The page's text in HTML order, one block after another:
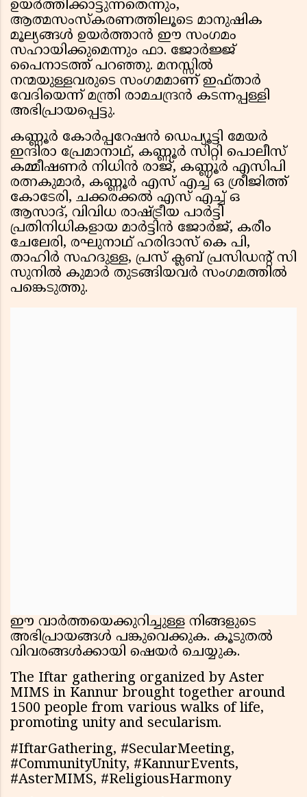
ഉയർത്തിക്കാട്ടുന്നതെന്നും,
ആത്മസംസ്കരണത്തിലൂടെ മാനുഷിക
മൂല്യങ്ങൾ ഉയർത്താൻ ഈ സംഗമം
സഹായിക്കുമെന്നും ഫാ. ജോർജ്ജ്
പൈനാടത്ത് പറഞ്ഞു. മനസ്സിൽ
നന്മയുള്ളവരുടെ സംഗമമാണ് ഇഫ്താർ
വേദിയെന്ന് മന്ത്രി രാമചന്ദ്രൻ കടന്നപ്പള്ളി
അഭിപ്രായപ്പെട്ടു.
കണ്ണൂർ കോർപ്പറേഷൻ ഡെപ്യൂട്ടി മേയർ
ഇന്ദിരാ പ്രേമാനാഥ്, കണ്ണൂർ സിറ്റി പൊലീസ്
കമ്മീഷണർ നിധിൻ രാജ്, കണ്ണൂർ എസിപി
രത്നകുമാർ, കണ്ണൂർ എസ് എച്ച് ഒ ശ്രീജിത്ത്
കോടേരി, ചക്കരക്കൽ എസ് എച്ച് ഒ
ആസാദ്, വിവിധ രാഷ്ട്രീയ പാർട്ടി
പ്രതിനിധികളായ മാർട്ടിൻ ജോർജ്, കരീം
ചേലേരി, രഘുനാഥ് ഹരിദാസ് കെ പി,
താഹിർ സഹദുള്ള, പ്രസ് ക്ലബ് പ്രസിഡന്റ് സി
സുനിൽ കുമാർ തുടങ്ങിയവർ സംഗമത്തിൽ
പങ്കെടുത്തു.
ഈ വാർത്തയെക്കുറിച്ചുള്ള നിങ്ങളുടെ
അഭിപ്രായങ്ങൾ പങ്കുവെക്കുക. കൂടുതൽ
വിവരങ്ങൾക്കായി ഷെയർ ചെയ്യുക.
The Iftar gathering organized by Aster
MIMS in Kannur brought together around
1500 people from various walks of life,
promoting unity and secularism.
#IftarGathering, #SecularMeeting,
#CommunityUnity, #KannurEvents,
#AsterMIMS, #ReligiousHarmony